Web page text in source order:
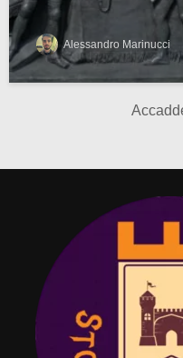
Alessandro Marinucci